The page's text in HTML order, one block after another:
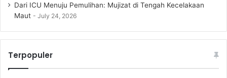
Dari ICU Menuju Pemulihan: Mujizat di Tengah Kecelakaan
Maut
July 24, 2026
Terpopuler